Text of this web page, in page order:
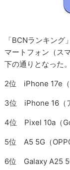
「BCNランキン
マートフォン（ス
下の通りとなった
2位 iPhone 17e（
3位 iPhone 16（
4位 Pixel 10a（
5位 A5 5G（
6位 Galaxy A25